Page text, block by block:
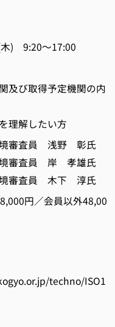
9:20～17:00
取得予定機関の内
したい方
査員 浅野 彰氏
員 岸 孝雄氏
員 木下 淳氏
円／会員以外48,00
techno/ISO1